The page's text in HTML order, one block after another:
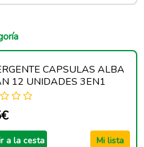
CAPSULAS ALBA
12 UNIDADES 3EN1
a la cesta Mi lista